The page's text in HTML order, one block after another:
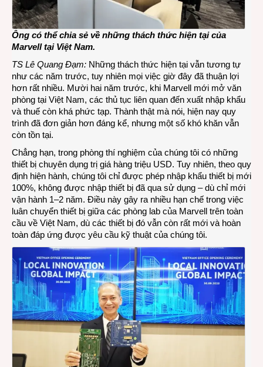
Ông có thể chia sẻ về những thách thức hiện tại của
Marvell tại Việt Nam.
TS Lê Quang Đạm: Những thách thức hiện tại vẫn tương tự
như các năm trước, tuy nhiên mọi việc giờ đây đã thuận lợi
hơn rất nhiều. Mười hai năm trước, khi Marvell mới mở văn
phòng tại Việt Nam, các thủ tục liên quan đến xuất nhập khẩu
và thuế còn khá phức tạp. Thành thật mà nói, hiện nay quy
trình đã đơn giản hơn đáng kể, nhưng một số khó khăn vẫn
còn tồn tại.
Chẳng hạn, trong phòng thí nghiệm của chúng tôi có những
thiết bị chuyên dụng trị giá hàng triệu USD. Tuy nhiên, theo quy
định hiện hành, chúng tôi chỉ được phép nhập khẩu thiết bị mới
100%, không được nhập thiết bị đã qua sử dụng – dù chỉ mới
vận hành 1–2 năm. Điều này gây ra nhiều hạn chế trong việc
luân chuyển thiết bị giữa các phòng lab của Marvell trên toàn
cầu về Việt Nam, dù các thiết bị đó vẫn còn rất mới và hoàn
toàn đáp ứng được yêu cầu kỹ thuật của chúng tôi.